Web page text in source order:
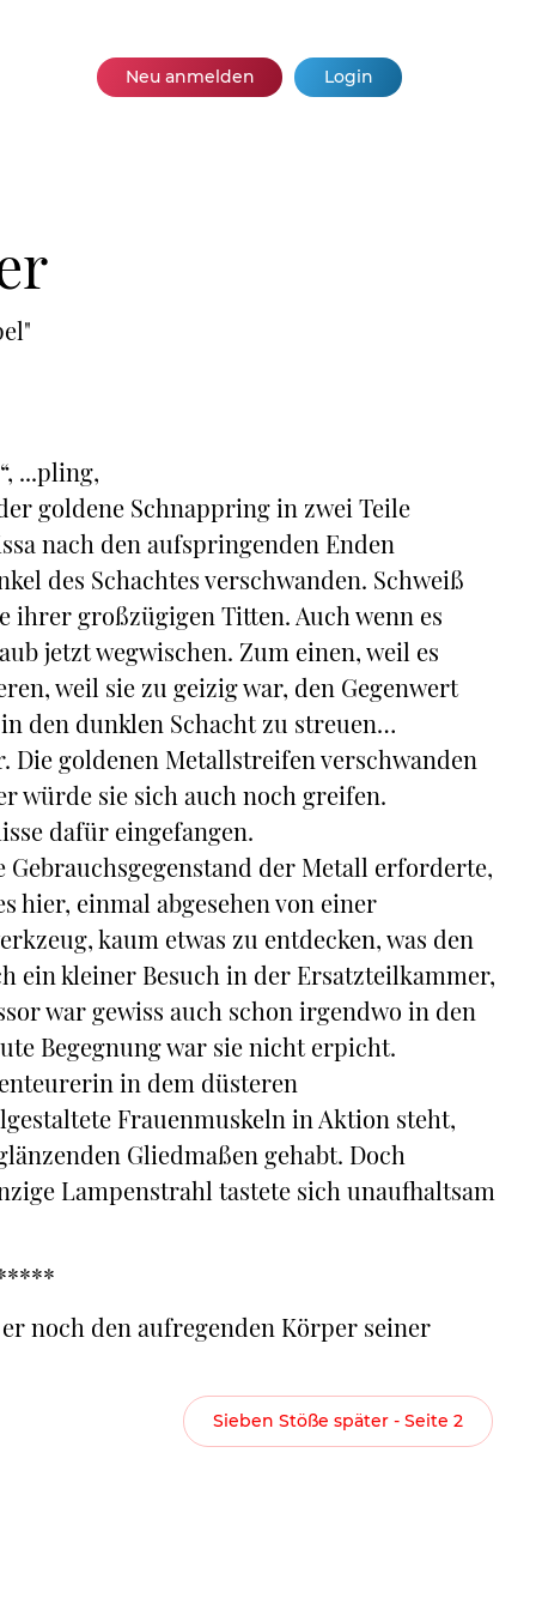
Neu anmelden Login
...pling,
goldene Schnappring in zwei Teile
nach den aufspringenden Enden
des Schachtes verschwanden. Schweiß
ihrer großzügigen Titten. Auch wenn es
jetzt wegwischen. Zum einen, weil es
weil sie zu geizig war, den Gegenwert
den dunklen Schacht zu streuen…
goldenen Metallstreifen verschwanden
würde sie sich auch noch greifen.
dafür eingefangen.
der Metall erforderte,
hier, einmal abgesehen von einer
kaum etwas zu entdecken, was den
ein kleiner Besuch in der Ersatzteilkammer,
war gewiss auch schon irgendwo in den
Begegnung war sie nicht erpicht.
in dem düsteren
Frauenmuskeln in Aktion steht,
Gliedmaßen gehabt. Doch
Lampenstrahl tastete sich unaufhaltsam
noch den aufregenden Körper seiner
Sieben Stöße später - Seite 2